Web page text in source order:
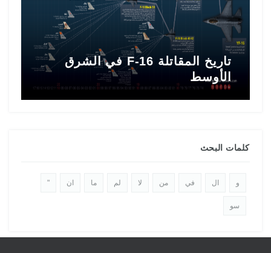
تاريخ المقاتلة F-16 في الشرق
الأوسط
كلمات البحث
و ال في من لا لم ما ان "
سو